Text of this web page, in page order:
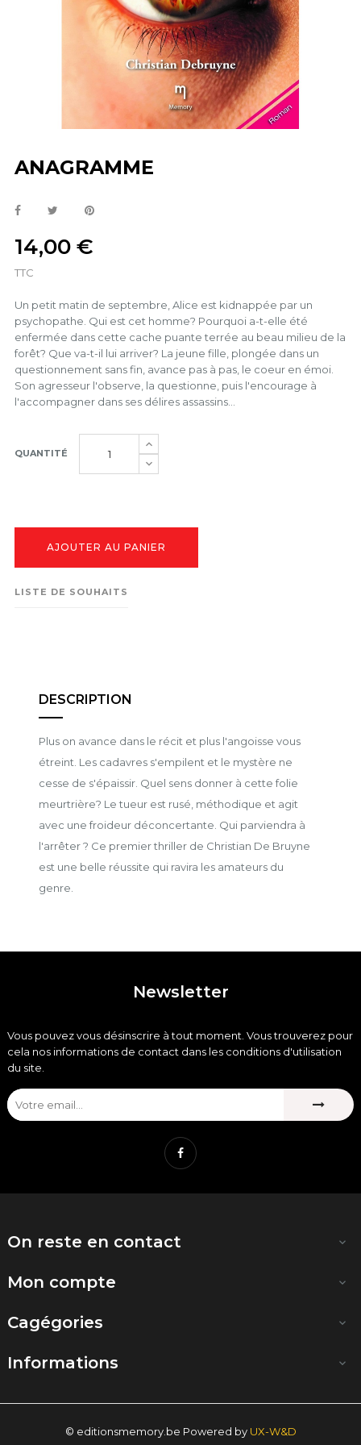
ANAGRAMME
14,00 €
TTC
Un petit matin de septembre, Alice est kidnappée par un
psychopathe. Qui est cet homme? Pourquoi a-t-elle été
enfermée dans cette cache puante terrée au beau milieu de la
forêt? Que va-t-il lui arriver? La jeune fille, plongée dans un
questionnement sans fin, avance pas à pas, le coeur en émoi.
Son agresseur l'observe, la questionne, puis l'encourage à
l'accompagner dans ses délires assassins…
QUANTITÉ
AJOUTER AU PANIER
LISTE DE SOUHAITS
DESCRIPTION
Plus on avance dans le récit et plus l'angoisse vous
étreint. Les cadavres s'empilent et le mystère ne
cesse de s'épaissir. Quel sens donner à cette folie
meurtrière? Le tueur est rusé, méthodique et agit
avec une froideur déconcertante. Qui parviendra à
l'arrêter ? Ce premier thriller de Christian De Bruyne
est une belle réussite qui ravira les amateurs du
genre.
Newsletter
Vous pouvez vous désinscrire à tout moment. Vous trouverez pour
cela nos informations de contact dans les conditions d'utilisation
du site.
Facebook
On reste en contact 
Mon compte 
Cagégories 
Informations 
© editionsmemory.be Powered by UX-W&D